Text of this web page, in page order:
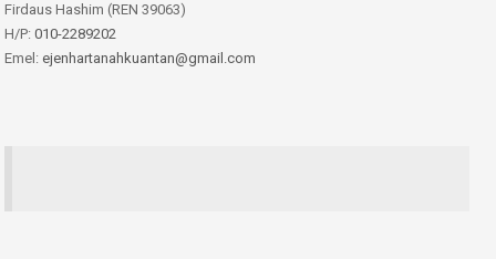
Firdaus Hashim (REN 39063)
H/P: 010-2289202
Emel: ejenhartanahkuantan@gmail.com